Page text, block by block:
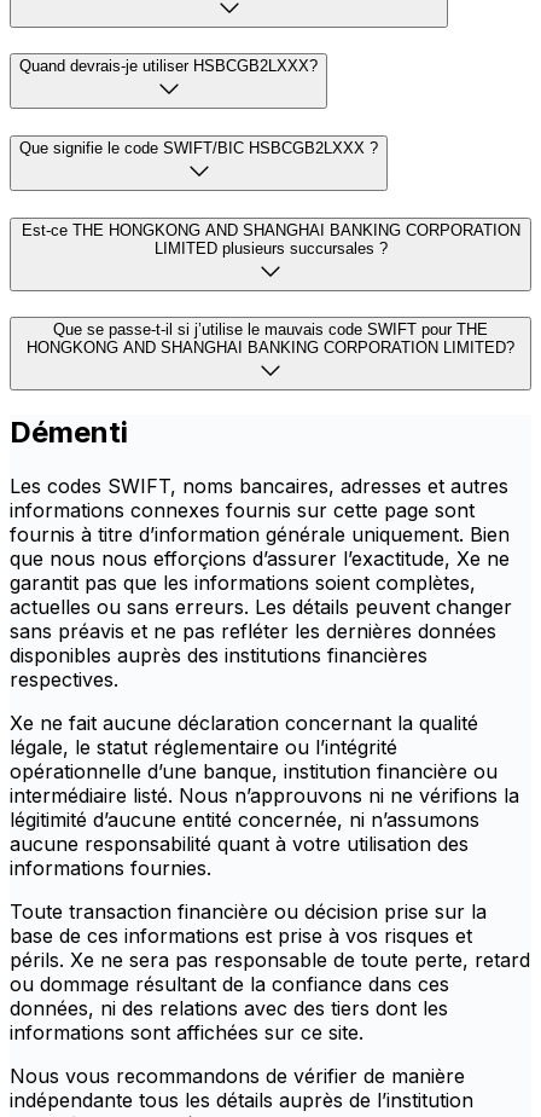
Quand devrais-je utiliser HSBCGB2LXXX?
Que signifie le code SWIFT/BIC HSBCGB2LXXX ?
Est-ce THE HONGKONG AND SHANGHAI BANKING CORPORATION
LIMITED plusieurs succursales ?
Que se passe-t-il si j’utilise le mauvais code SWIFT pour THE
HONGKONG AND SHANGHAI BANKING CORPORATION LIMITED?
Démenti
Les codes SWIFT, noms bancaires, adresses et autres
informations connexes fournis sur cette page sont
fournis à titre d’information générale uniquement. Bien
que nous nous efforçions d’assurer l’exactitude, Xe ne
garantit pas que les informations soient complètes,
actuelles ou sans erreurs. Les détails peuvent changer
sans préavis et ne pas refléter les dernières données
disponibles auprès des institutions financières
respectives.
Xe ne fait aucune déclaration concernant la qualité
légale, le statut réglementaire ou l’intégrité
opérationnelle d’une banque, institution financière ou
intermédiaire listé. Nous n’approuvons ni ne vérifions la
légitimité d’aucune entité concernée, ni n’assumons
aucune responsabilité quant à votre utilisation des
informations fournies.
Toute transaction financière ou décision prise sur la
base de ces informations est prise à vos risques et
périls. Xe ne sera pas responsable de toute perte, retard
ou dommage résultant de la confiance dans ces
données, ni des relations avec des tiers dont les
informations sont affichées sur ce site.
Nous vous recommandons de vérifier de manière
indépendante tous les détails auprès de l’institution